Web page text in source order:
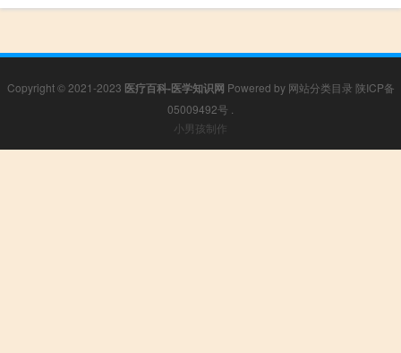
Copyright © 2021-2023 医疗百科-医学知识网 Powered by 网站分类目录 陕ICP备
05009492号
小男孩制作